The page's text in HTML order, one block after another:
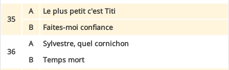
35
A
Le plus petit c'est Titi
B
Faites-moi confiance
36
A
Sylvestre, quel cornichon
B
Temps mort